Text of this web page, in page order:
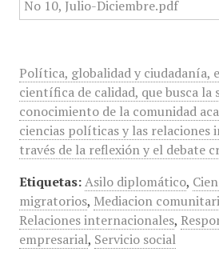
Política, globalidad y ciudadanía,
científica de calidad, que busca la
conocimiento de la comunidad
ciencias políticas y las relaciones
través de la reflexión y el debate
Etiquetas: Asilo diplomático,
migratorios, Mediacion
Relaciones internacionales,
empresarial, Servicio social